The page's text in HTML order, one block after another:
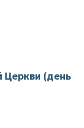
Церкви (день